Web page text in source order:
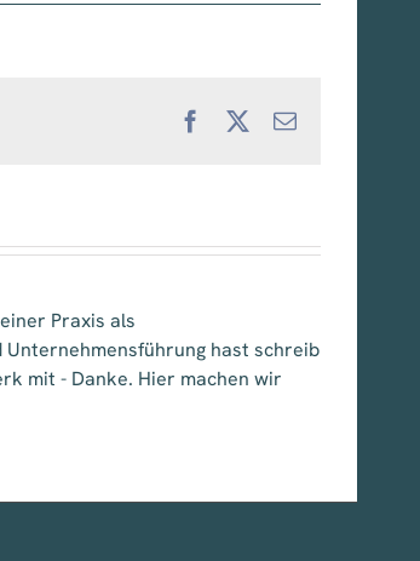
FacebookE-
Praxis als
Unternehmensführung hast schreib
mit - Danke. Hier machen wir